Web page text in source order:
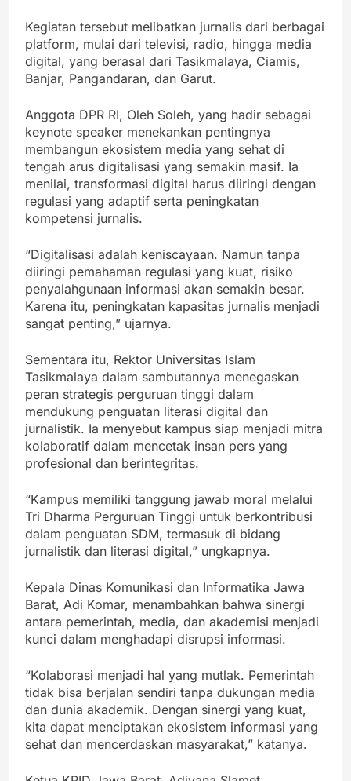
Kegiatan tersebut melibatkan jurnalis dari berbagai
platform, mulai dari televisi, radio, hingga media
digital, yang berasal dari Tasikmalaya, Ciamis,
Banjar, Pangandaran, dan Garut.
Anggota DPR RI, Oleh Soleh, yang hadir sebagai
keynote speaker menekankan pentingnya
membangun ekosistem media yang sehat di
tengah arus digitalisasi yang semakin masif. Ia
menilai, transformasi digital harus diiringi dengan
regulasi yang adaptif serta peningkatan
kompetensi jurnalis.
“Digitalisasi adalah keniscayaan. Namun tanpa
diiringi pemahaman regulasi yang kuat, risiko
penyalahgunaan informasi akan semakin besar.
Karena itu, peningkatan kapasitas jurnalis menjadi
sangat penting,” ujarnya.
Sementara itu, Rektor Universitas Islam
Tasikmalaya dalam sambutannya menegaskan
peran strategis perguruan tinggi dalam
mendukung penguatan literasi digital dan
jurnalistik. Ia menyebut kampus siap menjadi mitra
kolaboratif dalam mencetak insan pers yang
profesional dan berintegritas.
“Kampus memiliki tanggung jawab moral melalui
Tri Dharma Perguruan Tinggi untuk berkontribusi
dalam penguatan SDM, termasuk di bidang
jurnalistik dan literasi digital,” ungkapnya.
Kepala Dinas Komunikasi dan Informatika Jawa
Barat, Adi Komar, menambahkan bahwa sinergi
antara pemerintah, media, dan akademisi menjadi
kunci dalam menghadapi disrupsi informasi.
“Kolaborasi menjadi hal yang mutlak. Pemerintah
tidak bisa berjalan sendiri tanpa dukungan media
dan dunia akademik. Dengan sinergi yang kuat,
kita dapat menciptakan ekosistem informasi yang
sehat dan mencerdaskan masyarakat,” katanya.